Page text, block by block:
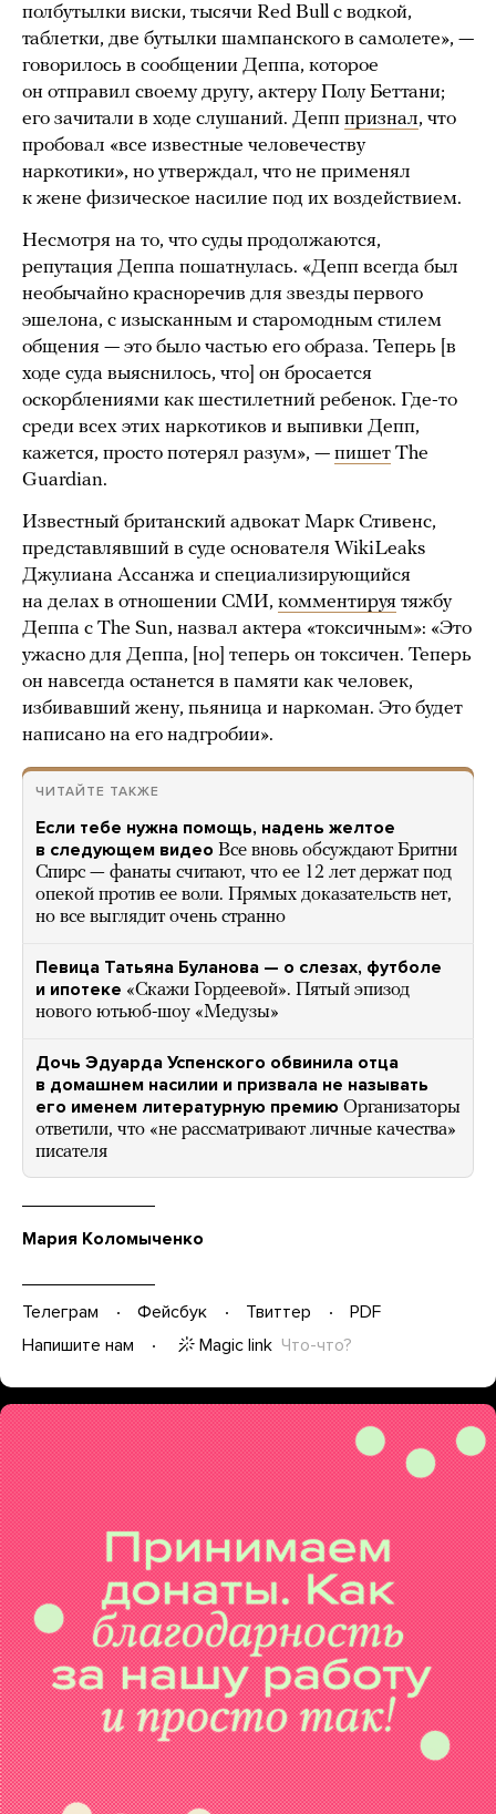
полбутылки виски, тысячи Red Bull с водкой,
таблетки, две бутылки шампанского в самолете», —
говорилось в сообщении Деппа, которое
он отправил своему другу, актеру Полу Беттани;
его зачитали в ходе слушаний. Депп признал, что
пробовал «все известные человечеству
наркотики», но утверждал, что не применял
к жене физическое насилие под их воздействием.
Несмотря на то, что суды продолжаются,
репутация Деппа пошатнулась. «Депп всегда был
необычайно красноречив для звезды первого
эшелона, с изысканным и старомодным стилем
общения — это было частью его образа. Теперь [в
ходе суда выяснилось, что] он бросается
оскорблениями как шестилетний ребенок. Где-то
среди всех этих наркотиков и выпивки Депп,
кажется, просто потерял разум», — пишет The
Guardian.
Известный британский адвокат Марк Стивенс,
представлявший в суде основателя WikiLeaks
Джулиана Ассанжа и специализирующийся
на делах в отношении СМИ, комментируя тяжбу
Деппа с The Sun, назвал актера «токсичным»: «Это
ужасно для Деппа, [но] теперь он токсичен. Теперь
он навсегда останется в памяти как человек,
избивавший жену, пьяница и наркоман. Это будет
написано на его надгробии».
ЧИТАЙТЕ ТАКЖЕ
Если тебе нужна помощь, надень желтое
в следующем видео Все вновь обсуждают Бритни
Спирс — фанаты считают, что ее 12 лет держат под
опекой против ее воли. Прямых доказательств нет,
но все выглядит очень странно
Певица Татьяна Буланова — о слезах, футболе
и ипотеке «Скажи Гордеевой». Пятый эпизод
нового ютьюб-шоу «Медузы»
Дочь Эдуарда Успенского обвинила отца
в домашнем насилии и призвала не называть
его именем литературную премию Организаторы
ответили, что «не рассматривают личные качества»
писателя
Мария Коломыченко
Телеграм Фейсбук Твиттер
PDF
Напишите нам
Magic link Что-что?